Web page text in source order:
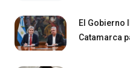
El Gobierno
Catamarca